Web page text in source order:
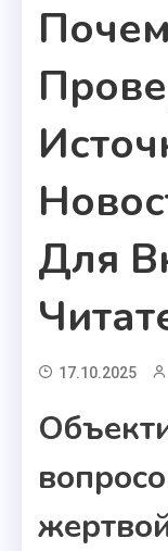
Для
17.10.2025